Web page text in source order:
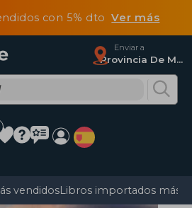
con 5% dtoVer más
Enviar a
Provincia De Madrid
vendidosLibros importados más